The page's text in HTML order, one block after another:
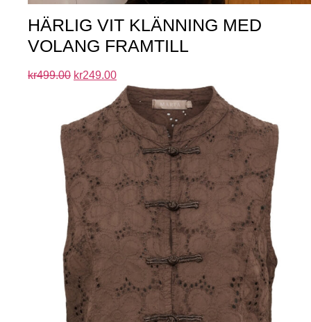
HÄRLIG VIT KLÄNNING MED
VOLANG FRAMTILL
kr499.00 kr249.00